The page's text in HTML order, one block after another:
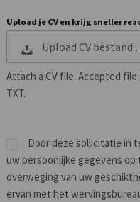
Upload je CV en krijg sneller
Upload CV
Attach a CV file. Accepted file
TXT.
Door deze sollicitatie in
uw persoonlijke gegevens op
overweging van uw
ervan met het